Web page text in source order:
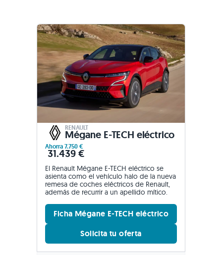
RENAULT
Mégane E-TECH eléctrico
Ahorra 7.750 €
31.439 €
El Renault Mégane E-TECH eléctrico se
asienta como el vehículo halo de la nueva
remesa de coches eléctricos de Renault,
además de recurrir a un apellido mítico.
Ficha Mégane E-TECH eléctrico
Solicita tu oferta